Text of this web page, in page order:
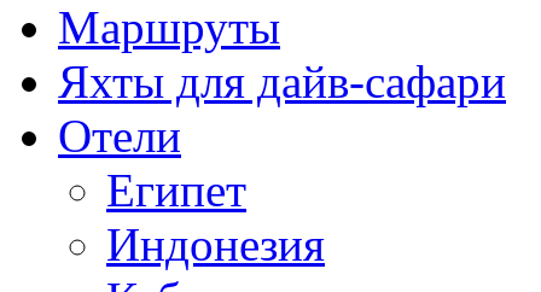
Маршруты
Яхты для дайв-сафари
Отели
Египет
Индонезия